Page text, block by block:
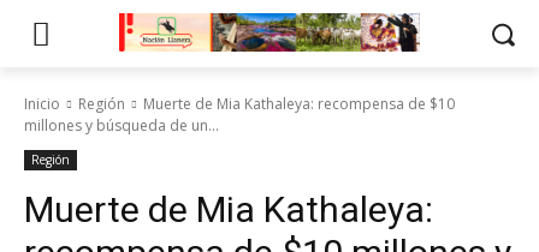
Inicio Región
Muerte de Mia Kathaleya: recompensa de $10
millones y búsqueda de un...
Región
Muerte de Mia Kathaleya: